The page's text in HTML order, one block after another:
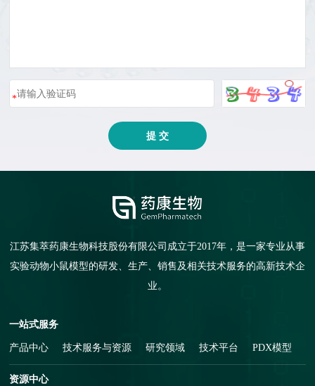
*
提 交
江苏集萃药康生物科技股份有限公司成立于2017年，是一家专业从事
实验动物小鼠模型的研发、生产、销售及相关技术服务的高新技术企
业。
一站式服务
产品中心 技术服务与资源 研究领域 技术平台 PDX模型
资源中心